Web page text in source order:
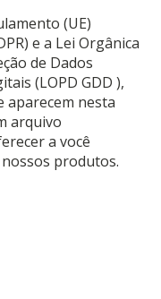
(UE)
e a Lei Orgânica
de Dados
(LOPD GDD ),
aparecem nesta
arquivo
a você
produtos.